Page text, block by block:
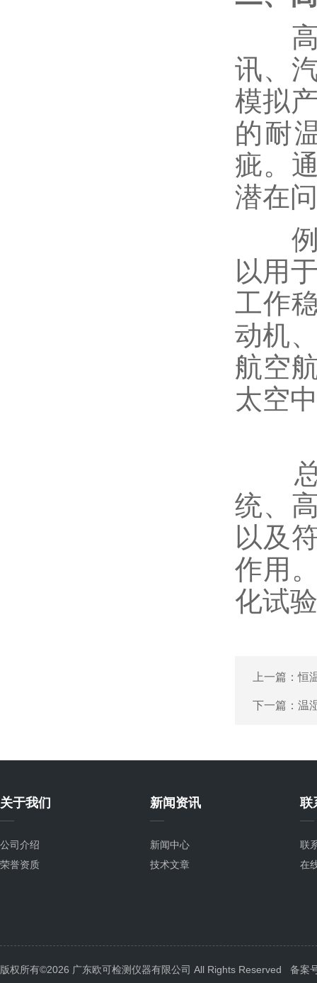
高
讯、
模拟
的耐
疵。
潜在
例
以用
工作
动机
航空
太空
总
统、
以及
作用
化试
上一篇：恒
下一篇： 温
关于我们
公司介绍
荣誉资质
新闻资讯
新闻中心
技术文章
联
联
在
版权所有©2026 广东欧可检测仪器有限公司 All Rights Reserved 备案